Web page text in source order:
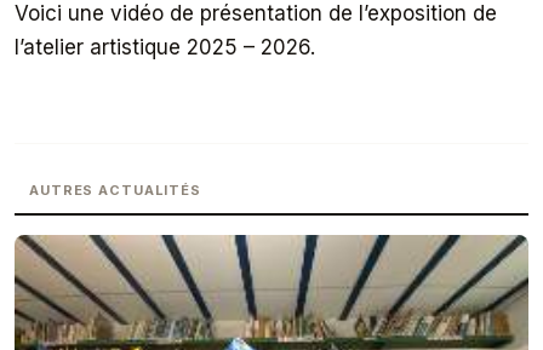
Voici une vidéo de présentation de l’exposition de
l’atelier artistique 2025 – 2026.
AUTRES ACTUALITÉS